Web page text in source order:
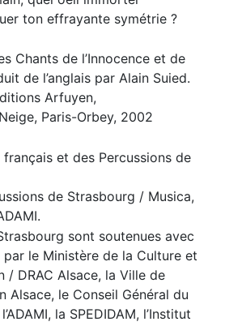
ton effrayante symétrie ?
Chants de l’Innocence et de
de l’anglais par Alain Suied.
Arfuyen,
Paris-Orbey, 2002
et des Percussions de
de Strasbourg / Musica,
sont soutenues avec
le Ministère de la Culture et
/ DRAC Alsace, la Ville de
Alsace, le Conseil Général du
la SPEDIDAM, l’Institut